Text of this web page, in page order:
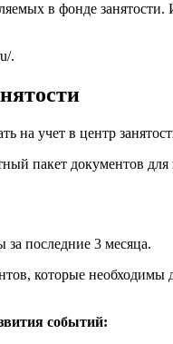
в фонде
.
на учет в центр
пакет документов
за последние 3 месяца.
которые необходимы
событий: